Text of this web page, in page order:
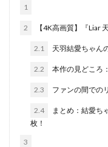
1
2 【4K高画質】『Liar
2.1 天羽結愛ちゃん
2.2 本作の見どころ
2.3 ファンの間での
2.4
まとめ：結愛ち
枚！
3